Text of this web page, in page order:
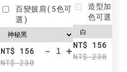
百變披肩(5色可
選)
NT$ 156
NT$ 230
- +
造型加分
色可選)
NT$ 156
NT$ 230